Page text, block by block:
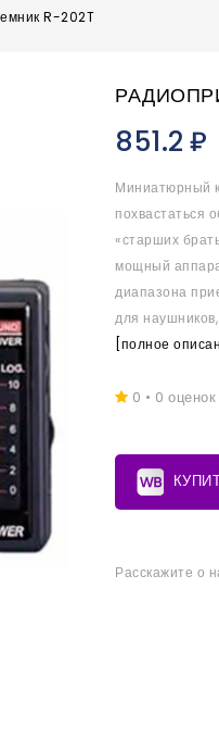
R-202T
851.2 ₽
Миниатюрный
похвастаться
«старших
мощный
диапазона
для
[полное
0 • 0 оценок
Расскажите о